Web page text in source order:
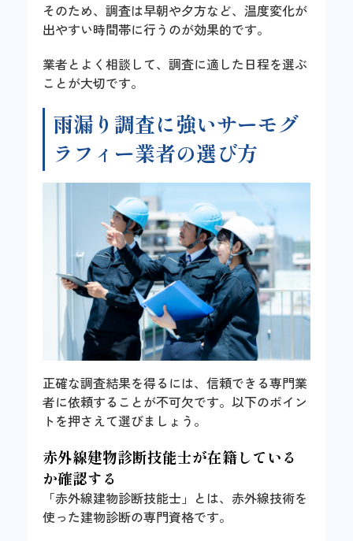
そのため、調査は早朝や夕方など、温度変化が
出やすい時間帯に行うのが効果的です。
業者とよく相談して、調査に適した日程を選ぶ
ことが大切です。
雨漏り調査に強いサーモグ
ラフィー業者の選び方
正確な調査結果を得るには、信頼できる専門業
者に依頼することが不可欠です。以下のポイン
トを押さえて選びましょう。
赤外線建物診断技能士が在籍している
か確認する
「赤外線建物診断技能士」とは、赤外線技術を
使った建物診断の専門資格です。